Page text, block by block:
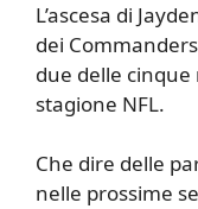
L’ascesa di
dei
due delle
stagione NFL.
Che dire delle
nelle prossime